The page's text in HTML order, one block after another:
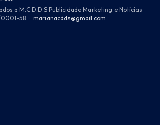
a M.C.D.D.S Publicidade Marketing e Notícias
0001-58 · marianacdds@gmail.com